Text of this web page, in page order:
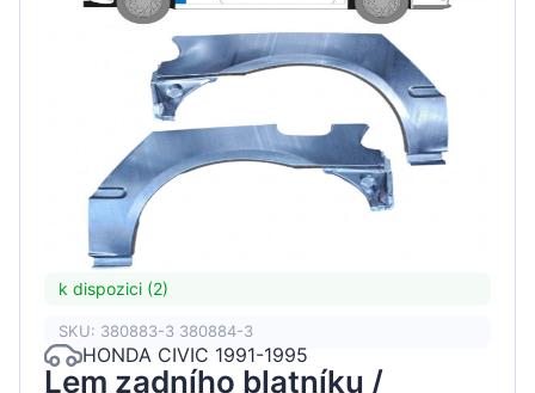
k dispozici (2)
SKU: 380883-3 380884-3
HONDA CIVIC 1991-1995
Lem zadního blatníku /